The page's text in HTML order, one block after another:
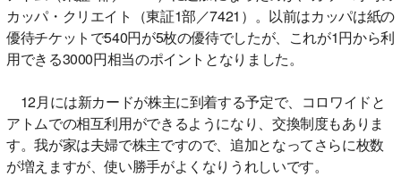
カッパ・クリエイト（東証1部／7421）。以前はカッパは紙の
優待チケットで540円が5枚の優待でしたが、これが1円から利
用できる3000円相当のポイントとなりました。
12月には新カードが株主に到着する予定で、コロワイドと
アトムでの相互利用ができるようになり、交換制度もありま
す。我が家は夫婦で株主ですので、追加となってさらに枚数
が増えますが、使い勝手がよくなりうれしいです。